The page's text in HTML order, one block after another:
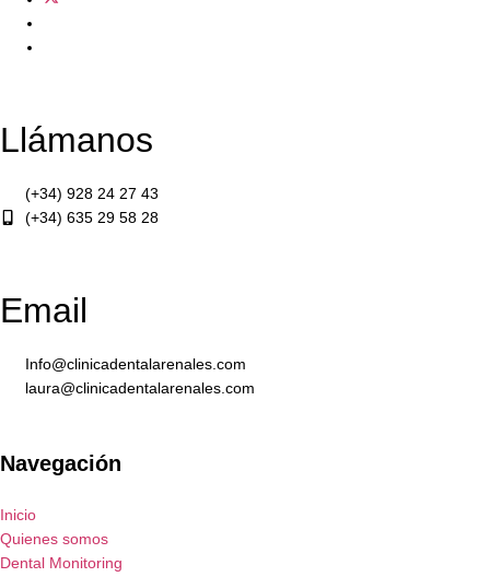
Llámanos
(+34) 928 24 27 43
(+34) 635 29 58 28
Email
Info@clinicadentalarenales.com
laura@clinicadentalarenales.com
Navegación
Inicio
Quienes somos
Dental Monitoring